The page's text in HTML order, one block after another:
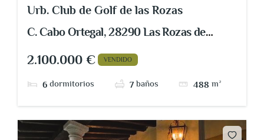
Urb. Club de Golf de las Rozas
C. Cabo Ortegal, 28290 Las Rozas de
2.100.000 € VENDIDO
6dormitorios 7baños 488 m²